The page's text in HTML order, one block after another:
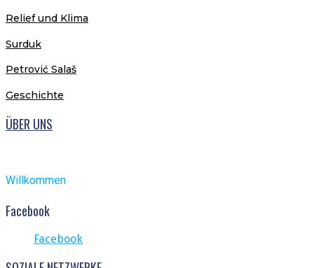
Relief und Klima
Surduk
Petrović Salaš
Geschichte
ÜBER UNS
Willkommen
Facebook
Facebook